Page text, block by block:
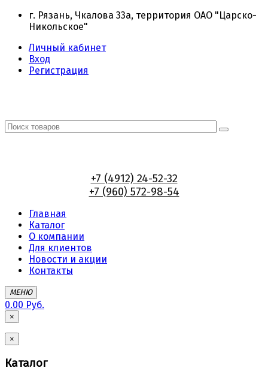
г. Рязань, Чкалова 33а, территория ОАО "Царско-
Никольское"
Личный кабинет
Вход
Регистрация
+7 (4912) 24-52-32
+7 (960) 572-98-54
Главная
Каталог
О компании
Для клиентов
Новости и акции
Контакты
МЕНЮ
0.00 Руб.
×
×
Каталог